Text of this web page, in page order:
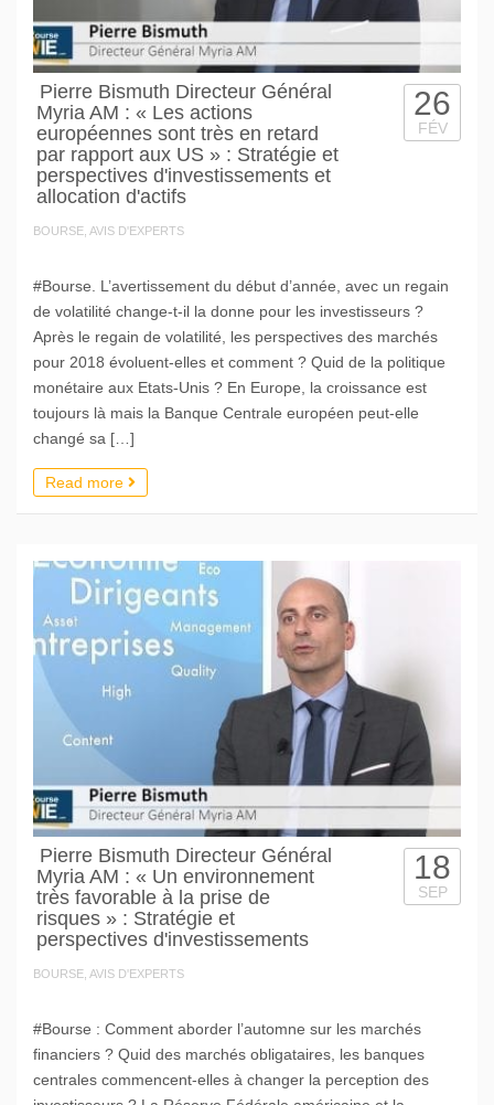
Pierre Bismuth Directeur Général
Myria AM : « Les actions
européennes sont très en retard
par rapport aux US » : Stratégie et
perspectives d'investissements et
allocation d'actifs
BOURSE, AVIS D'EXPERTS
26
FÉV
#Bourse. L’avertissement du début d’année, avec un regain
de volatilité change-t-il la donne pour les investisseurs ?
Après le regain de volatilité, les perspectives des marchés
pour 2018 évoluent-elles et comment ? Quid de la politique
monétaire aux Etats-Unis ? En Europe, la croissance est
toujours là mais la Banque Centrale européen peut-elle
changé sa […]
Read more
Pierre Bismuth Directeur Général
Myria AM : « Un environnement
très favorable à la prise de
risques » : Stratégie et
perspectives d'investissements
BOURSE, AVIS D'EXPERTS
18
SEP
#Bourse : Comment aborder l’automne sur les marchés
financiers ? Quid des marchés obligataires, les banques
centrales commencent-elles à changer la perception des